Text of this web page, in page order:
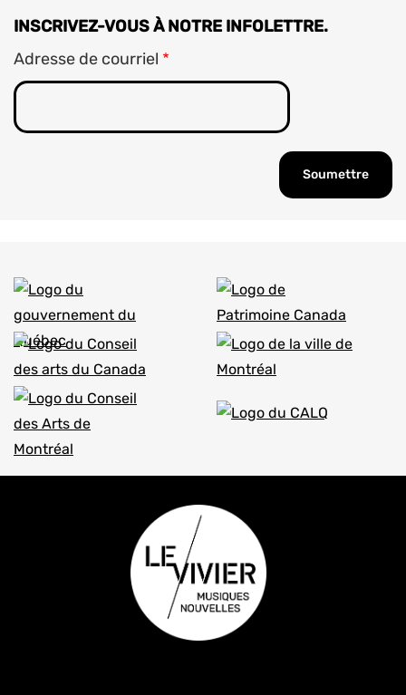
INSCRIVEZ-VOUS À NOTRE INFOLETTRE.
Adresse de courriel